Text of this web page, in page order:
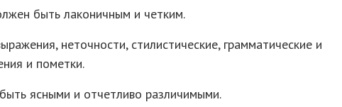
быть лаконичным и четким.
неточности, стилистические, грамматические и
и пометки.
ясными и отчетливо различимыми.